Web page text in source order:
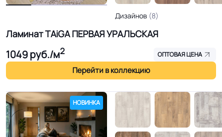
Ламинат TAiGA ПЕРВАЯ УРАЛЬСКАЯ
1049руб./м2 ОПТОВАЯ ЦЕНА
Перейти в коллекцию
Дизайнов (8)
НОВИНКА